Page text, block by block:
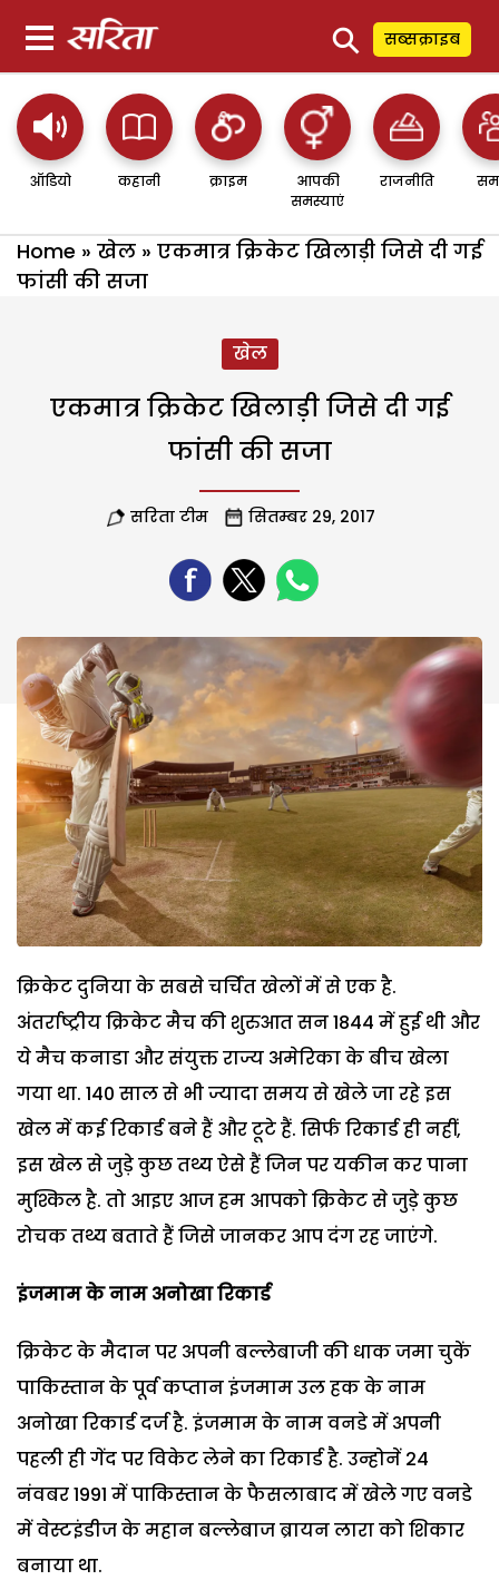
⚲ सब्सक्राइब
ऑडियो कहानी क्राइम
आपकी
समस्याएं
राजनीति
Home » खेल » एकमात्र क्रिकेट खिलाड़ी जिसे दी गई
फांसी की सजा
खेल
एकमात्र क्रिकेट खिलाड़ी जिसे दी गई
फांसी की सजा
सरिता टीम सितम्बर 29, 2017
क्रिकेट दुनिया के सबसे चर्चित खेलों में से एक है.
अंतर्राष्ट्रीय क्रिकेट मैच की शुरुआत सन 1844 में हुई थी और
ये मैच कनाडा और संयुक्त राज्य अमेरिका के बीच खेला
गया था. 140 साल से भी ज्यादा समय से खेले जा रहे इस
खेल में कई रिकार्ड बने हैं और टूटे हैं. सिर्फ रिकार्ड ही नहीं,
इस खेल से जुड़े कुछ तथ्य ऐसे हैं जिन पर यकीन कर पाना
मुश्किल है. तो आइए आज हम आपको क्रिकेट से जुड़े कुछ
रोचक तथ्य बताते हैं जिसे जानकर आप दंग रह जाएंगे.
इंजमाम के नाम अनोखा रिकार्ड
क्रिकेट के मैदान पर अपनी बल्लेबाजी की धाक जमा चुकें
पाकिस्तान के पूर्व कप्तान इंजमाम उल हक के नाम
अनोखा रिकार्ड दर्ज है. इंजमाम के नाम वनडे में अपनी
पहली ही गेंद पर विकेट लेने का रिकार्ड है. उन्होनें 24
नंवबर 1991 में पाकिस्तान के फैसलाबाद में खेले गए वनडे
में वेस्टइंडीज के महान बल्लेबाज ब्रायन लारा को शिकार
बनाया था.